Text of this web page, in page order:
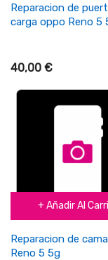
Reparacion de
carga oppo Reno 5
40,00 €
+ Añadir Al
Reparacion de
Reno 5 5g